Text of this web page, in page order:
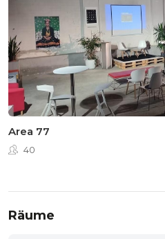
Area 77
40
Räume